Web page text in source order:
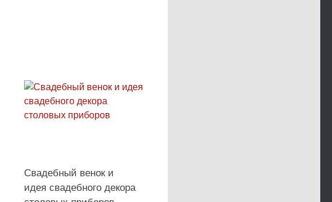
Свадебный венок и
идея свадебного декора